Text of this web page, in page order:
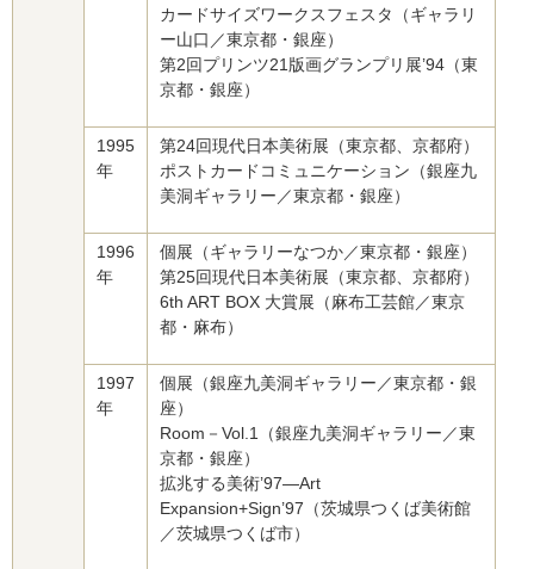
カードサイズワークスフェスタ（ギャラリ
ー山口／東京都・銀座）
第2回プリンツ21版画グランプリ展’94（東
京都・銀座）
1995
年
第24回現代日本美術展（東京都、京都府）
ポストカードコミュニケーション（銀座九
美洞ギャラリー／東京都・銀座）
1996
年
個展（ギャラリーなつか／東京都・銀座）
第25回現代日本美術展（東京都、京都府）
6th ART BOX 大賞展（麻布工芸館／東京
都・麻布）
1997
年
個展（銀座九美洞ギャラリー／東京都・銀
座）
Room－Vol.1（銀座九美洞ギャラリー／東
京都・銀座）
拡兆する美術’97—Art
Expansion+Sign’97（茨城県つくば美術館
／茨城県つくば市）